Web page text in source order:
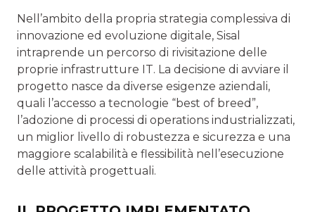
Nell’ambito della propria strategia complessiva di
innova­zione ed evoluzione digitale, Sisal
intraprende un percorso di rivisitazione delle
proprie infrastrutture IT. La decisione di avviare il
progetto nasce da diverse esigenze aziendali,
quali l’accesso a tecnologie “best of breed”,
l’adozione di processi di operations industrializzati,
un miglior livello di robustez­za e sicurezza e una
maggiore scalabilità e flessibilità nell’e­secuzione
delle attività progettuali.